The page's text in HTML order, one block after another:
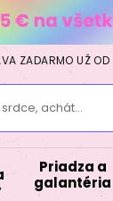
ZADARMO UŽ
achát...
Priadza a
galantéria